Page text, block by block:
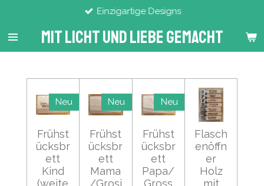
springen Mit Licht Und Liebe Gemacht
Einzigartige Designs
Neu
Frühst
ücksbr
ett
Kind
(weite
Neu
Frühst
ücksbr
ett
Mama
/Grosi
Neu
Frühst
ücksbr
ett
Papa/
Gross
Flasch
enöffn
er
Holz
mit